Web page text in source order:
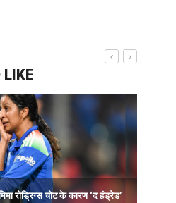
LIKE
रोड्रिग्स चोट के कारण ‘द हंड्रेड’